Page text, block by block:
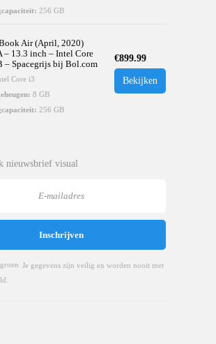
256 GB
Air (April, 2020)
– 13.3 inch – Intel Core
– Spacegrijs bij Bol.com
Core i3
8 GB
256 GB
€899.99
Bekijken
Je gegevens zijn veilig en worden nooit met